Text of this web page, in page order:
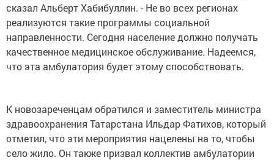
сказал Альберт Хабибуллин. - Не во всех регионах
реализуются такие программы социальной
направленности. Сегодня население должно получать
качественное медицинское обслуживание. Надеемся,
что эта амбулатория будет этому способствовать.
К новозареченцам обратился и заместитель министра
здравоохранения Татарстана Ильдар Фатихов, который
отметил, что эти мероприятия нацелены на то, чтобы
село жило. Он также призвал коллектив амбулатории